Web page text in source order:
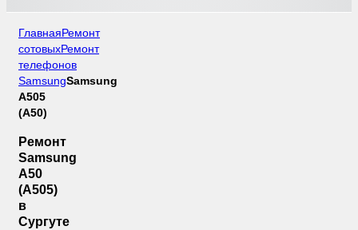
ГлавнаяРемонт
сотовыхРемонт
телефонов
SamsungSamsung
A505
(A50)
Ремонт
Samsung
A50
(A505)
в
Сургуте